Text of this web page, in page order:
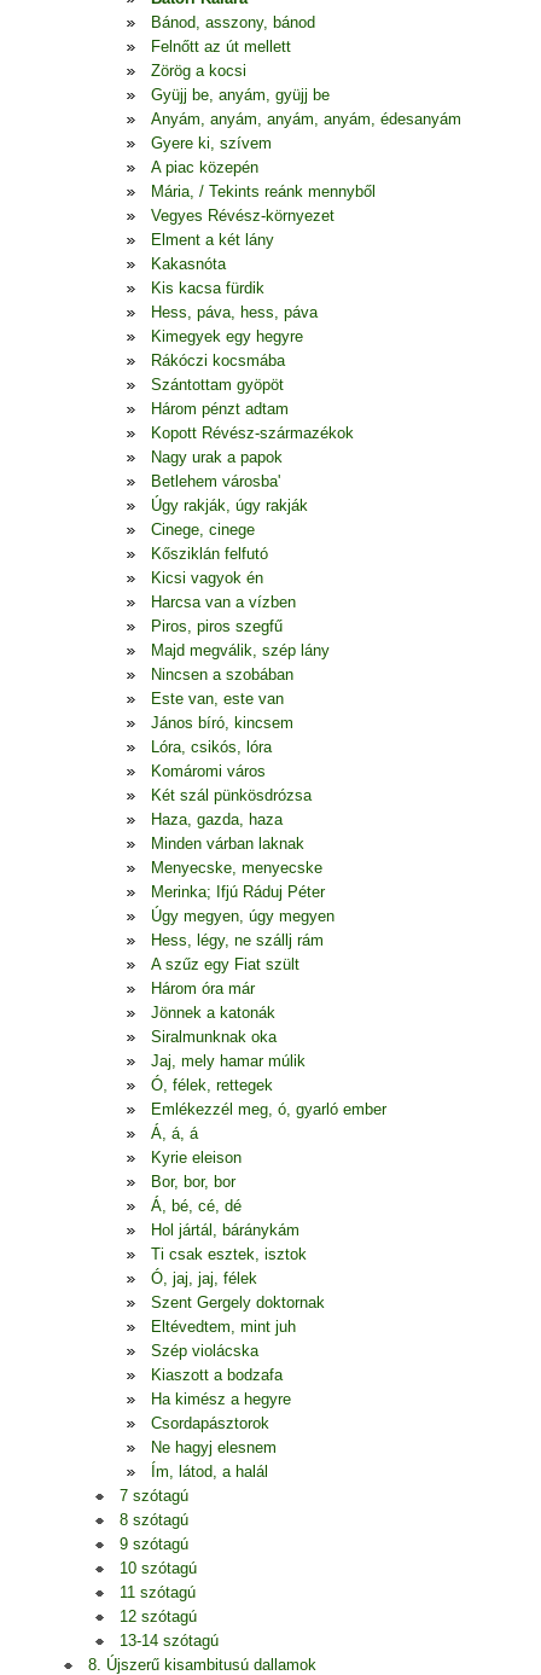
Bánod, asszony, bánod
Felnőtt az út mellett
Zörög a kocsi
Gyüjj be, anyám, gyüjj be
Anyám, anyám, anyám, anyám, édesanyám
Gyere ki, szívem
A piac közepén
Mária, / Tekints reánk mennyből
Vegyes Révész-környezet
Elment a két lány
Kakasnóta
Kis kacsa fürdik
Hess, páva, hess, páva
Kimegyek egy hegyre
Rákóczi kocsmába
Szántottam gyöpöt
Három pénzt adtam
Kopott Révész-származékok
Nagy urak a papok
Betlehem városba'
Úgy rakják, úgy rakják
Cinege, cinege
Kősziklán felfutó
Kicsi vagyok én
Harcsa van a vízben
Piros, piros szegfű
Majd megválik, szép lány
Nincsen a szobában
Este van, este van
János bíró, kincsem
Lóra, csikós, lóra
Komáromi város
Két szál pünkösdrózsa
Haza, gazda, haza
Minden várban laknak
Menyecske, menyecske
Merinka; Ifjú Ráduj Péter
Úgy megyen, úgy megyen
Hess, légy, ne szállj rám
A szűz egy Fiat szült
Három óra már
Jönnek a katonák
Siralmunknak oka
Jaj, mely hamar múlik
Ó, félek, rettegek
Emlékezzél meg, ó, gyarló ember
Á, á, á
Kyrie eleison
Bor, bor, bor
Á, bé, cé, dé
Hol jártál, báránykám
Ti csak esztek, isztok
Ó, jaj, jaj, félek
Szent Gergely doktornak
Eltévedtem, mint juh
Szép violácska
Kiaszott a bodzafa
Ha kimész a hegyre
Csordapásztorok
Ne hagyj elesnem
Ím, látod, a halál
7 szótagú
8 szótagú
9 szótagú
10 szótagú
11 szótagú
12 szótagú
13-14 szótagú
8. Újszerű kisambitusú dallamok